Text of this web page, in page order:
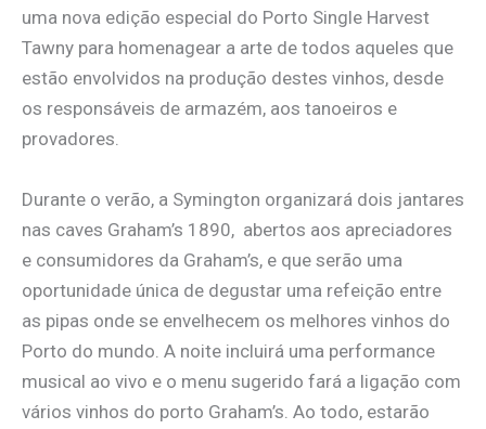
uma nova edição especial do Porto Single Harvest
Tawny para homenagear a arte de todos aqueles que
estão envolvidos na produção destes vinhos, desde
os responsáveis de armazém, aos tanoeiros e
provadores.
Durante o verão, a Symington organizará dois jantares
nas caves Graham’s 1890, abertos aos apreciadores
e consumidores da Graham’s, e que serão uma
oportunidade única de degustar uma refeição entre
as pipas onde se envelhecem os melhores vinhos do
Porto do mundo. A noite incluirá uma performance
musical ao vivo e o menu sugerido fará a ligação com
vários vinhos do porto Graham’s. Ao todo, estarão